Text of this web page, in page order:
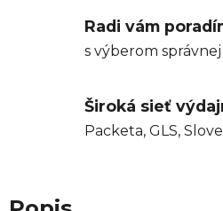
Radi vám
s výberom
Široká sieť
Packeta, GLS,